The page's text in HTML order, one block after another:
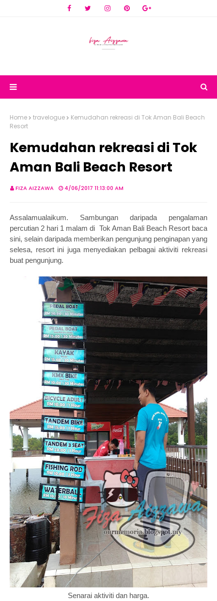
Home travelogue
Kemudahan rekreasi di Tok Aman Bali Beach
Resort
Kemudahan rekreasi di Tok
Aman Bali Beach Resort
FIZA AIZZAWA 4/06/2017 11:13:00 AM
Assalamualaikum. Sambungan daripada pengalaman
percutian 2 hari 1 malam di Tok Aman Bali Beach Resort baca
sini, selain daripada memberikan pengunjung penginapan yang
selesa, resort ini juga menyediakan pelbagai aktiviti rekreasi
buat pengunjung.
Senarai aktiviti dan harga.